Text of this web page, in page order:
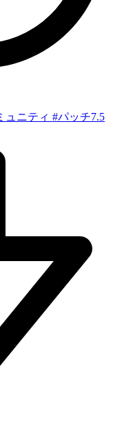
ュニティ #パッチ7.5